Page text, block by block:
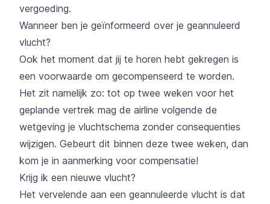
vergoeding.
Wanneer ben je geïnformeerd over je geannuleerd
vlucht?
Ook het moment dat jij te horen hebt gekregen is
een voorwaarde om gecompenseerd te worden.
Het zit namelijk zo: tot op twee weken voor het
geplande vertrek mag de airline volgende de
wetgeving je vluchtschema zonder consequenties
wijzigen. Gebeurt dit binnen deze twee weken, dan
kom je in aanmerking voor compensatie!
Krijg ik een nieuwe vlucht?
Het vervelende aan een geannuleerde vlucht is dat